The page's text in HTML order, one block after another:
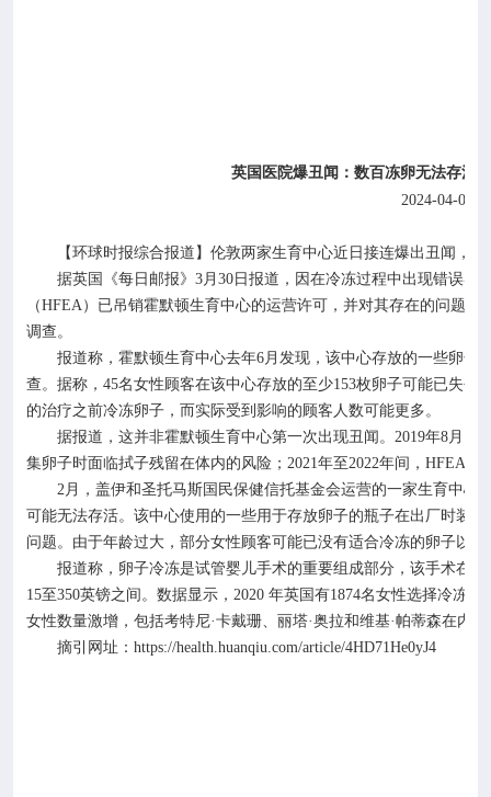
英国医院爆丑闻：数百冻卵无法存活
2024-04-01
【环球时报综合报道】伦敦两家生育中心近日接连爆出丑闻，
据英国《每日邮报》 3月 30日报道，因在冷冻过程中出现错误导
（HFEA）已吊销霍默顿生育中心的运营许可，并对其存在的问题
调查。
报道称，霍默顿生育中心去年6月发现，该中心存放的一些卵子
查。据称， 45名女性顾客在该中心存放的至少153枚卵子可能已失去
的治疗之前冷冻卵子，而实际受到影响的顾客人数可能更多。
据报道，这并非霍默顿生育中心第一次出现丑闻。 2019年8月，
集卵子时面临拭子残留在体内的风险； 2021年至2022年间， HFEA
2月，盖伊和圣托马斯国民保健信托基金会运营的一家生育中心
可能无法存活。该中心使用的一些用于存放卵子的瓶子在出厂时装
问题。由于年龄过大，部分女性顾客可能已没有适合冷冻的卵子以
报道称，卵子冷冻是试管婴儿手术的重要组成部分，该手术在
15至350英镑之间。数据显示， 2020 年英国有1874名女性选择冷冻卵
女性数量激增，包括考特尼·卡戴珊、丽塔·奥拉和维基·帕蒂森在内
摘引网址： https://health.huanqiu.com/article/4HD71He0yJ4